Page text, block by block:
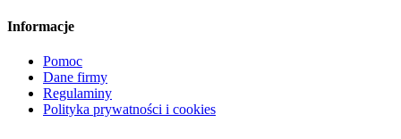
Informacje
Pomoc
Dane firmy
Regulaminy
Polityka prywatności i cookies